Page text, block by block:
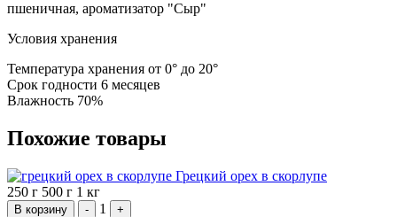
пшеничная, ароматизатор "Сыр"
Условия хранения
Температура хранения от 0° до 20°
Срок годности 6 месяцев
Влажность 70%
Похожие товары
Грецкий орех в скорлупе
250 г 500 г 1 кг
В корзину - 1 +